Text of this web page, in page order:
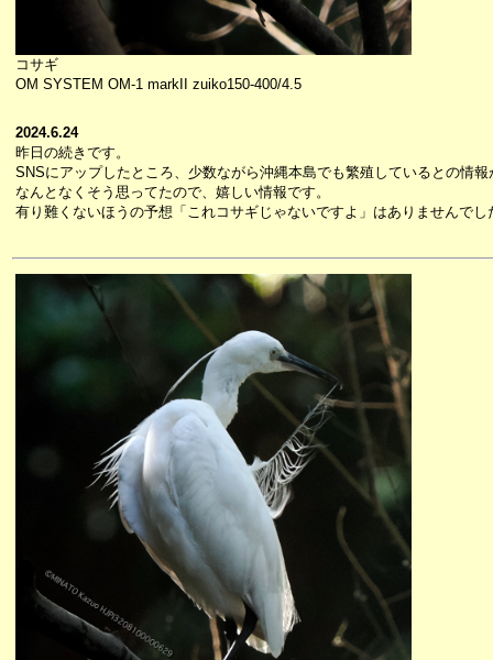
コサギ
OM SYSTEM OM-1 markII zuiko150-400/4.5
2024.6.24
昨日の続きです。
SNSにアップしたところ、少数ながら沖縄本島でも繁殖しているとの情
なんとなくそう思ってたので、嬉しい情報です。
有り難くないほうの予想「これコサギじゃないですよ」はありませんでし